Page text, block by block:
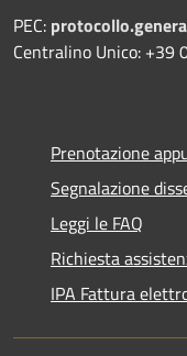
PEC:
Centralino Unico: +39
Prenotazione
Segnalazione
Leggi le FAQ
Richiesta
IPA Fattura